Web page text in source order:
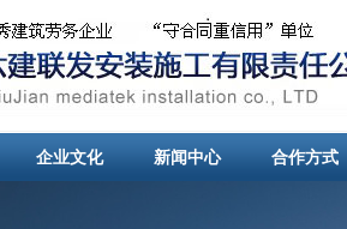
企业文化 新闻中心 合作方式